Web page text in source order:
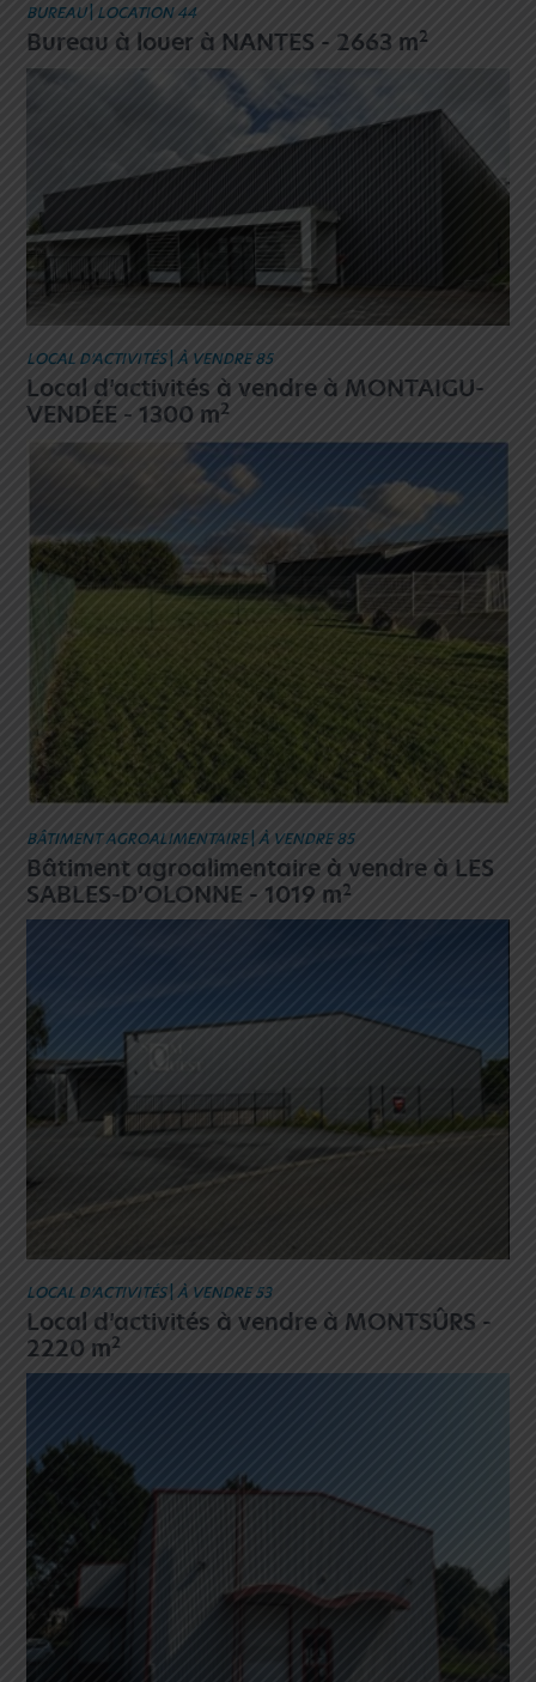
BUREAU LOCATION 44
Bureau à louer à NANTES - 2663 m2
LOCAL D’ACTIVITÉS À VENDRE 85
Local d’activités à vendre à MONTAIGU-
VENDÉE - 1300 m2
BÂTIMENT AGROALIMENTAIRE À VENDRE 85
Bâtiment agroalimentaire à vendre à LES
SABLES-D’OLONNE - 1019 m2
LOCAL D’ACTIVITÉS À VENDRE 53
Local d’activités à vendre à MONTSÛRS -
2220 m2